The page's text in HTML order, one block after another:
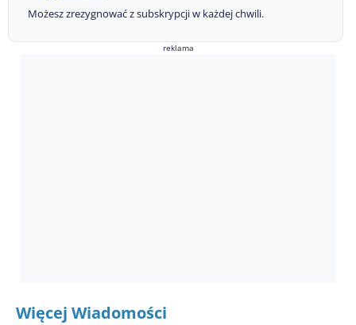
Możesz zrezygnować z subskrypcji w każdej chwili.
reklama
Więcej Wiadomości